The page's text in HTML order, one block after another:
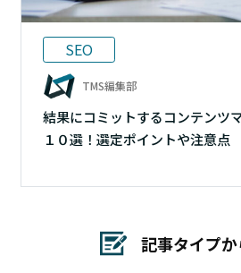
SEO
TMS編集部
結果にコミットするコンテンツ
１０選！選定ポイントや注意点
記事タイプ